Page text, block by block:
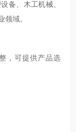
备、木工机械、
领域。
，可提供产品选